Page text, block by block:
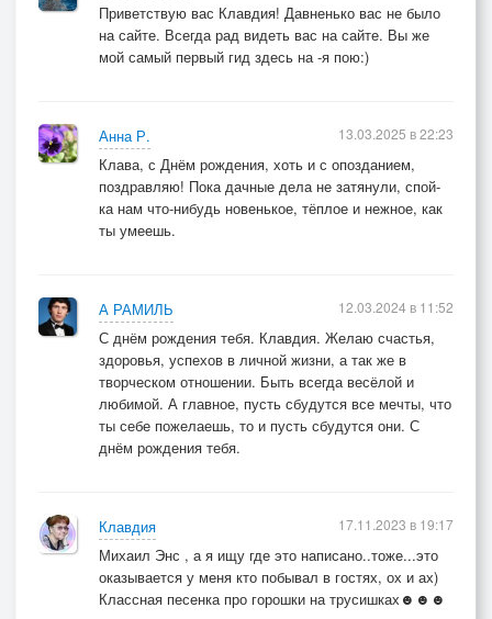
Приветствую вас Клавдия! Давненько вас не было
на сайте. Всегда рад видеть вас на сайте. Вы же
мой самый первый гид здесь на -я пою:)
Анна Р.
Клава, с Днём рождения, хоть и с опозданием,
поздравляю! Пока дачные дела не затянули, спой-
ка нам что-нибудь новенькое, тёплое и нежное, как
ты умеешь.
13.03.2025 в 22:23
А РАМИЛЬ
С днём рождения тебя. Клавдия. Желаю счастья,
здоровья, успехов в личной жизни, а так же в
творческом отношении. Быть всегда весёлой и
любимой. А главное, пусть сбудутся все мечты, что
ты себе пожелаешь, то и пусть сбудутся они. С
днём рождения тебя.
12.03.2024 в 11:52
Клавдия
Михаил Энс , а я ищу где это написано..тоже...это
оказывается у меня кто побывал в гостях, ох и ах)
Классная песенка про горошки на трусишках☻☻☻
17.11.2023 в 19:17